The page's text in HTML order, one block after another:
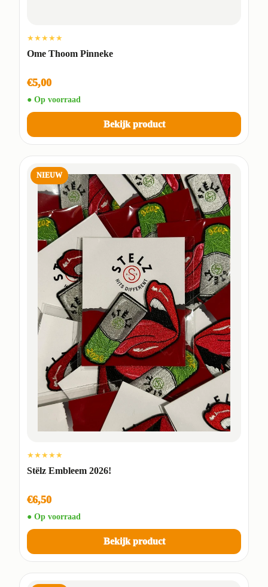
★★★★★
Ome Thoom Pinneke
€5,00
● Op voorraad
Bekijk product
NIEUW
★★★★★
Stëlz Embleem 2026!
€6,50
● Op voorraad
Bekijk product